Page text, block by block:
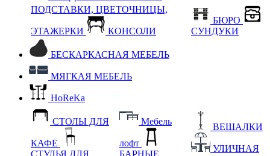
ПОДСТАВКИ, ЦВЕТОЧНИЦЫ,
ЭТАЖЕРКИ КОНСОЛИ
БЮРО
СУНДУКИ
БЕСКАРКАСНАЯ МЕБЕЛЬ
МЯГКАЯ МЕБЕЛЬ
HoReKa
СТОЛЫ ДЛЯ
КАФЕ
Мебель
лофт
ВЕШАЛКИ
УЛИЧНАЯ